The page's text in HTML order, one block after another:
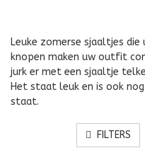
Leuke zomerse sjaaltjes
knopen maken uw outfit
jurk er met een sjaaltje
Het staat leuk en is ook
staat.
FILTERS